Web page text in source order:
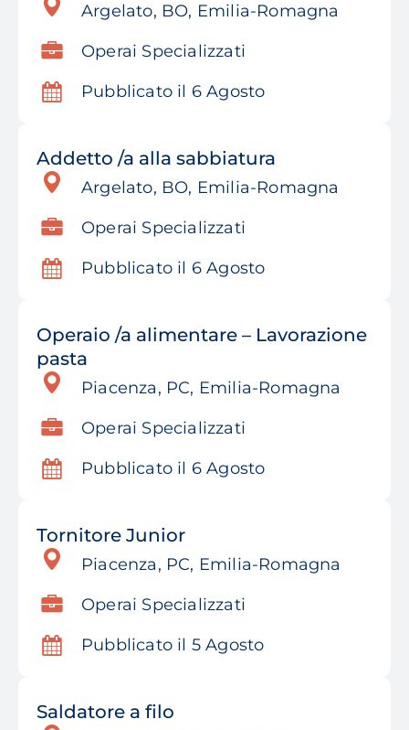
Argelato, BO, Emilia-Romagna
Operai Specializzati
Pubblicato il 6 Agosto
Addetto /a alla sabbiatura
Argelato, BO, Emilia-Romagna
Operai Specializzati
Pubblicato il 6 Agosto
Operaio /a alimentare – Lavorazione
pasta
Piacenza, PC, Emilia-Romagna
Operai Specializzati
Pubblicato il 6 Agosto
Tornitore Junior
Piacenza, PC, Emilia-Romagna
Operai Specializzati
Pubblicato il 5 Agosto
Saldatore a filo